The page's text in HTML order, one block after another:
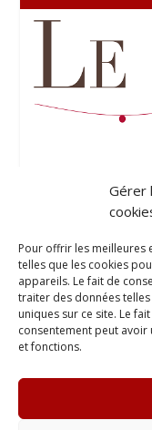
Gérer
Pour offrir les meilleures
telles que les cookies
appareils. Le fait de
traiter des données
uniques sur ce site. Le
consentement peut
et fonctions.